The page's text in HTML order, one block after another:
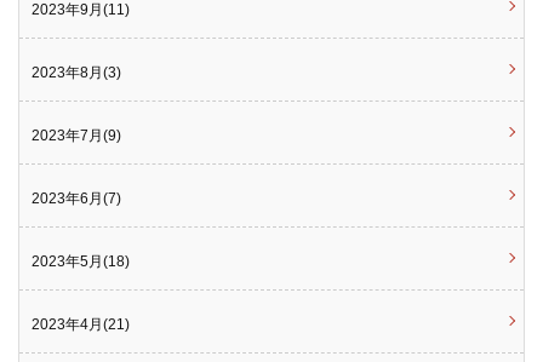
2023年9月(11)
2023年8月(3)
2023年7月(9)
2023年6月(7)
2023年5月(18)
2023年4月(21)